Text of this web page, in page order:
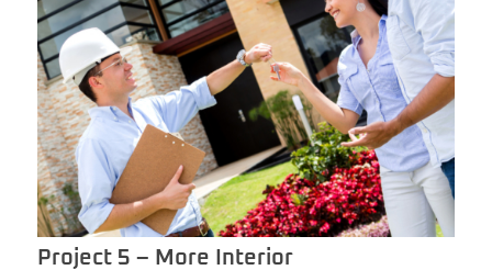
Project 5 – More Interior